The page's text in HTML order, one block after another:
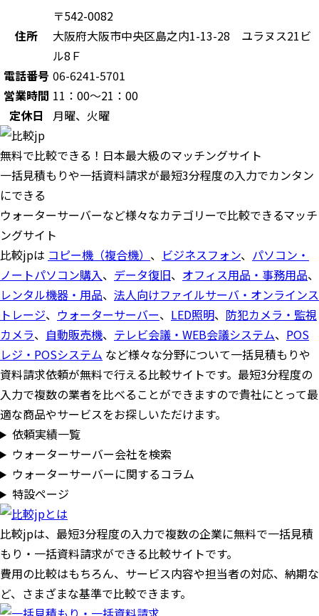
住所
〒542-0082
大阪府大阪市中央区島之内1-13-28 ユラヌス21ビ
ル8Ｆ
電話番号 06-6241-5701
営業時間 11：00～21：00
定休日
月曜、火曜
無料で比較できる！日本最大級のマッチングサイト
一括見積もりや一括資料請求が最短3分程度の入力でカンタン
にできる
ウォーターサーバーなど様々なカテゴリーで比較できるマッチ
ングサイト
比較jpは コピー機（複合機） 、 ビジネスフォン、 パソコン・
ノートパソコン購入、 データ復旧、 オフィス用品・事務用品、
レンタル機器・用品、 法人向けファイルサーバ・オンラインス
トレージ、 ウォーターサーバー、 LED照明、 防犯カメラ・監視
カメラ、 自動販売機、 テレビ会議・WEB会議システム、 POS
レジ・POSシステム など様々な分野について一括見積もりや
資料請求依頼が無料で行える比較サイトです。最短3分程度の
入力で複数の業者を比べることができますので貴社にとって最
適な商品やサービスをお探しいただけます。
依頼実績一覧
ウォーターサーバー会社を検索
ウォーターサーバーに関するコラム
特設ページ
比較jpは、 最短3分程度の入力で複数の企業に無料で一括見積
もり・一括資料請求ができる比較サイトです。
費用の比較はもちろん、サービス内容や担当者の対応、納期な
ど、さまざまな基準で比較できます。